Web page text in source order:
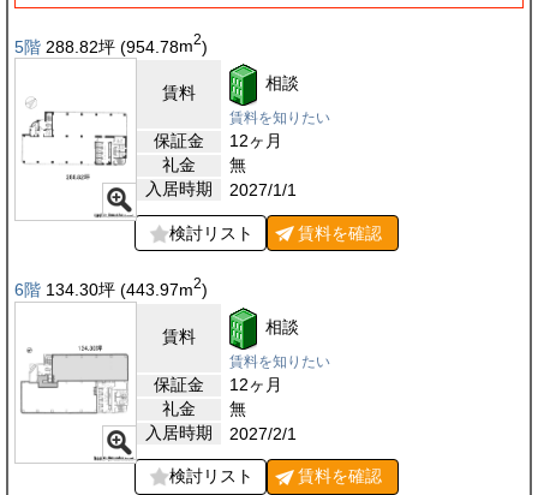
5階 288.82坪 (954.78m2)
賃料 相談
賃料を知りたい
保証金
12ヶ月
礼金
無
入居時期
2027/1/1
検討リスト 賃料を確認
6階 134.30坪 (443.97m2)
賃料 相談
賃料を知りたい
保証金
12ヶ月
礼金
無
入居時期
2027/2/1
検討リスト 賃料を確認